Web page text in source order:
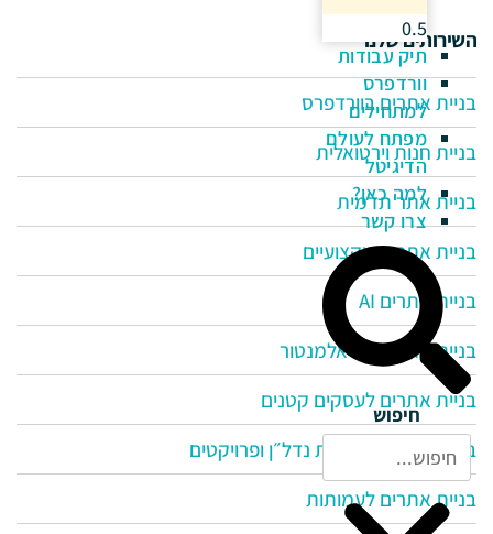
תיק עבודות
וורדפרס
למתחילים
מפתח לעולם
הדיגיטל
למה כאן?
צרו קשר
חיפוש
השירותים שלנו
בניית אתרים בוורדפרס
בניית חנות וירטואלית
בניית אתר תדמית
בניית אתרים מקצועיים
בניית אתרים AI
בניית אתרים עם אלמנטור
בניית אתרים לעסקים קטנים
בניית אתרים לחברות נדל״ן ופרויקטים
בניית אתרים לעמותות